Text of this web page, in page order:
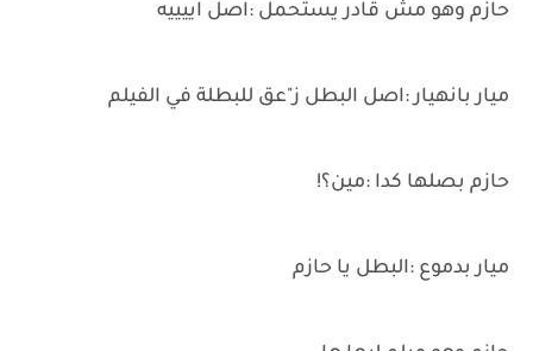
حازم وهو مش قادر يستحمل :اصل اييييه
ميار بانهيار :اصل البطل ز"عق للبطلة في الفيلم
حازم بصلها كدا :مين؟!
ميار بدموع :البطل يا حازم